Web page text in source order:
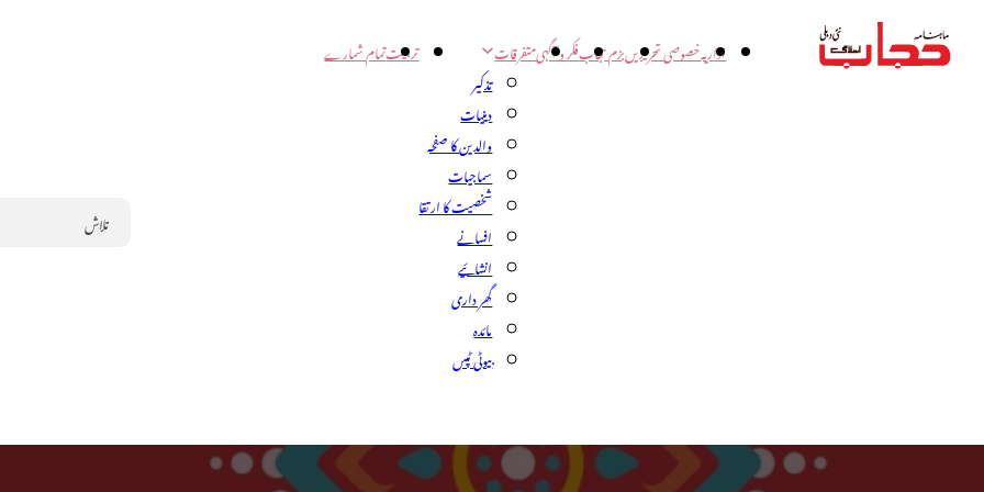
اداریہخصوصی تحریریںبزم حجابفکر و آگہیمتفرقات
تذکیر
دینیات
والدین کا صفحہ
سماجیات
شخصیت کا ارتقا
افسانے
انشائیے
گھر داری
مائدہ
بیوٹی ٹپس
تربیتتمام شمارے
Search